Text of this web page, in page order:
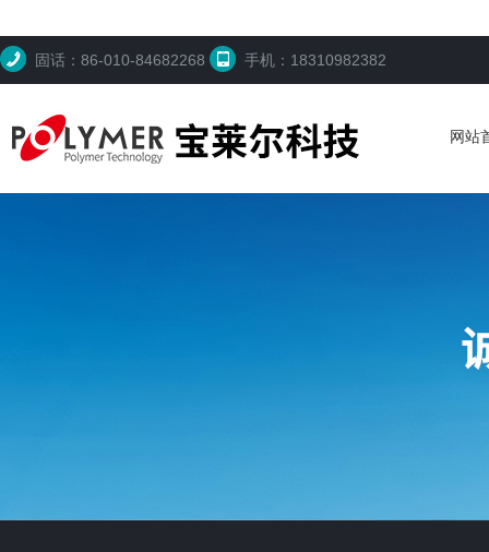
固话：86-010-84682268 手机：18310982382
网站